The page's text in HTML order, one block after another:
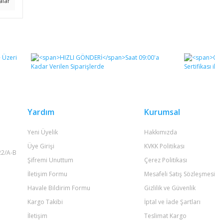
A-B
Yardım
Yeni Üyelik
Üye Girişi
Şifremi Unuttum
İletişim Formu
Havale Bildirim Formu
Kargo Takibi
İletişim
Kurumsal
Hakkımızda
KVKK Politikası
Çerez Politikası
Mesafeli Satış Sözleşmesi
Gizlilik ve Güvenlik
İptal ve İade Şartları
Teslimat Kargo